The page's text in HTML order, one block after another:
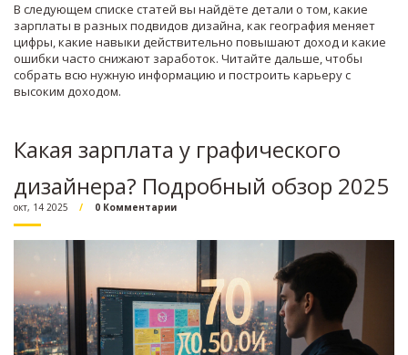
В следующем списке статей вы найдёте детали о том, какие
зарплаты в разных подвидов дизайна, как география меняет
цифры, какие навыки действительно повышают доход и какие
ошибки часто снижают заработок. Читайте дальше, чтобы
собрать всю нужную информацию и построить карьеру с
высоким доходом.
Какая зарплата у графического
дизайнера? Подробный обзор 2025
окт, 14 2025 0 Комментарии